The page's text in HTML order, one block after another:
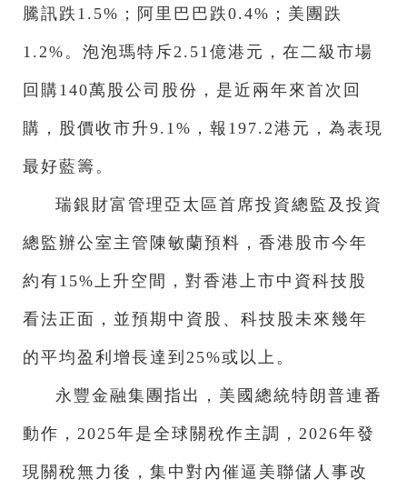
騰訊跌1.5%；阿里巴巴跌0.4%；美團跌
1.2%。泡泡瑪特斥2.51億港元，在二級市場
回購140萬股公司股份，是近兩年來首次回
購，股價收市升9.1%，報197.2港元，為表現
最好藍籌。
瑞銀財富管理亞太區首席投資總監及投資
總監辦公室主管陳敏蘭預料，香港股市今年
約有15%上升空間，對香港上市中資科技股
看法正面，並預期中資股、科技股未來幾年
的平均盈利增長達到25%或以上。
永豐金融集團指出，美國總統特朗普連番
動作，2025年是全球關稅作主調，2026年發
現關稅無力後，集中對內催逼美聯儲人事改